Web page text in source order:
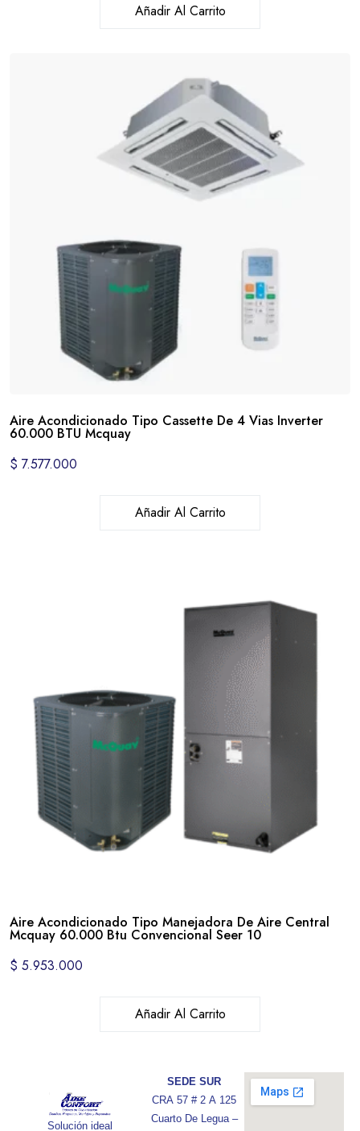
Añadir Al Carrito
Aire Acondicionado Tipo Cassette De 4 Vias Inverter
60.000 BTU Mcquay
$ 7.577.000
Añadir Al Carrito
Aire Acondicionado Tipo Manejadora De Aire Central
Mcquay 60.000 Btu Convencional Seer 10
$ 5.953.000
Añadir Al Carrito
Solución ideal
SEDE SUR
CRA 57 # 2 A 125
Cuarto De Legua –